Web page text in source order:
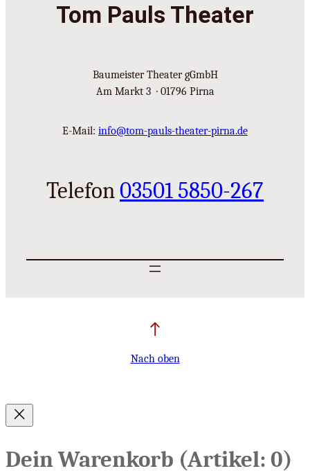
Tom Pauls Theater
Baumeister Theater gGmbH
Am Markt 3 · 01796 Pirna
E-Mail: info@tom-pauls-theater-pirna.de
Telefon03501 5850-267
Nach oben
Dein Warenkorb (Artikel: 0)